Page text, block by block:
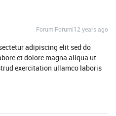
Forum|Forum|12 years ago
adipiscing elit sed do
et dolore magna aliqua ut
exercitation ullamco laboris